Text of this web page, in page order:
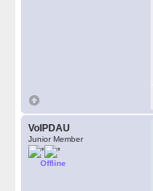
VoIPDAU
Junior Member
Offline